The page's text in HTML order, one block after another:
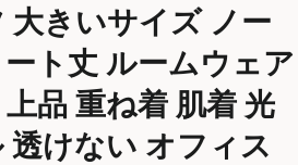
大きいサイズ ノー
ト丈 ルームウェア
品 重ね着 肌着 光
透けない オフィス